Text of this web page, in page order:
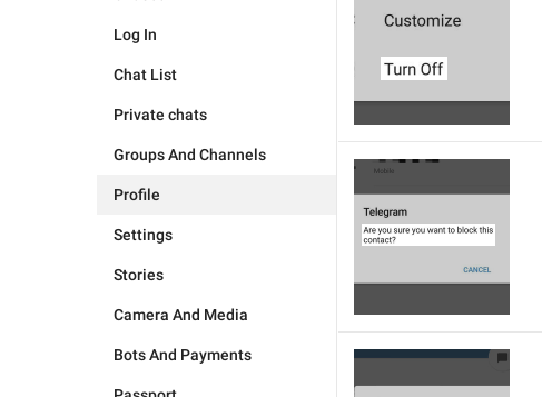
Log In
Chat List
Private chats
Groups And Channels
Profile
Settings
Stories
Camera And Media
Bots And Payments